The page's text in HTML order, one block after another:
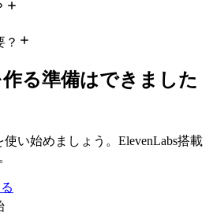
？
る準備はできました
い始めましょう。ElevenLabs搭載